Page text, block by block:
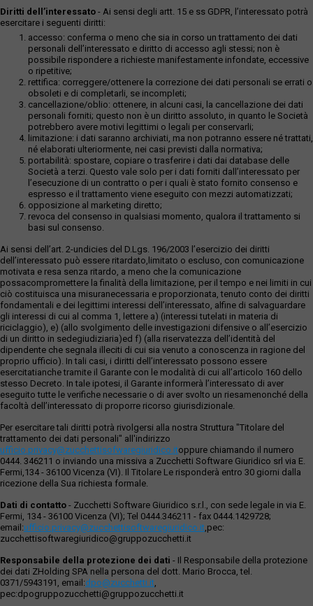
Diritti dell’interessato - Ai sensi degli artt. 15 e ss GDPR, l’interessato potrà
esercitare i seguenti diritti:
accesso: conferma o meno che sia in corso un trattamento dei dati
personali dell’interessato e diritto di accesso agli stessi; non è
possibile rispondere a richieste manifestamente infondate, eccessive
o ripetitive;
rettifica: correggere/ottenere la correzione dei dati personali se errati o
obsoleti e di completarli, se incompleti;
cancellazione/oblio: ottenere, in alcuni casi, la cancellazione dei dati
personali forniti; questo non è un diritto assoluto, in quanto le Società
potrebbero avere motivi legittimi o legali per conservarli;
limitazione: i dati saranno archiviati, ma non potranno essere né trattati,
né elaborati ulteriormente, nei casi previsti dalla normativa;
portabilità: spostare, copiare o trasferire i dati dai database delle
Società a terzi. Questo vale solo per i dati forniti dall’interessato per
l’esecuzione di un contratto o per i quali è stato fornito consenso e
espresso e il trattamento viene eseguito con mezzi automatizzati;
opposizione al marketing diretto;
revoca del consenso in qualsiasi momento, qualora il trattamento si
basi sul consenso.
Ai sensi dell’art. 2-undicies del D.Lgs. 196/2003 l’esercizio dei diritti
dell’interessato può essere ritardato,limitato o escluso, con comunicazione
motivata e resa senza ritardo, a meno che la comunicazione
possacompromettere la finalità della limitazione, per il tempo e nei limiti in cui
ciò costituisca una misuranecessaria e proporzionata, tenuto conto dei diritti
fondamentali e dei legittimi interessi dell’interessato, alfine di salvaguardare
gli interessi di cui al comma 1, lettere a) (interessi tutelati in materia di
riciclaggio), e) (allo svolgimento delle investigazioni difensive o all’esercizio
di un diritto in sedegiudiziaria)ed f) (alla riservatezza dell’identità del
dipendente che segnala illeciti di cui sia venuto a conoscenza in ragione del
proprio ufficio). In tali casi, i diritti dell’interessato possono essere
esercitatianche tramite il Garante con le modalità di cui all’articolo 160 dello
stesso Decreto. In tale ipotesi, il Garante informerà l’interessato di aver
eseguito tutte le verifiche necessarie o di aver svolto un riesamenonché della
facoltà dell’interessato di proporre ricorso giurisdizionale.
Per esercitare tali diritti potrà rivolgersi alla nostra Struttura "Titolare del
trattamento dei dati personali" all'indirizzo
ufficio.privacy@zucchettisofwaregiuridico.itoppure chiamando il numero
0444. 346211 o inviando una missiva a Zucchetti Software Giuridico srl via E.
Fermi,134 - 36100 Vicenza (VI). Il Titolare Le risponderà entro 30 giorni dalla
ricezione della Sua richiesta formale.
Dati di contatto - Zucchetti Software Giuridico s.r.l., con sede legale in via E.
Fermi, 134 - 36100 Vicenza (VI); Tel 0444.346211 - fax 0444.1429728;
email:ufficio.privacy@zucchettisoftwaregiuridico.it,pec:
zucchettisoftwaregiuridico@gruppozucchetti.it
Responsabile della protezione dei dati - Il Responsabile della protezione
dei dati ZHolding SPA nella persona del dott. Mario Brocca, tel.
0371/5943191, email:dpo@zucchetti.it,
pec:dpogruppozucchetti@gruppozucchetti.it